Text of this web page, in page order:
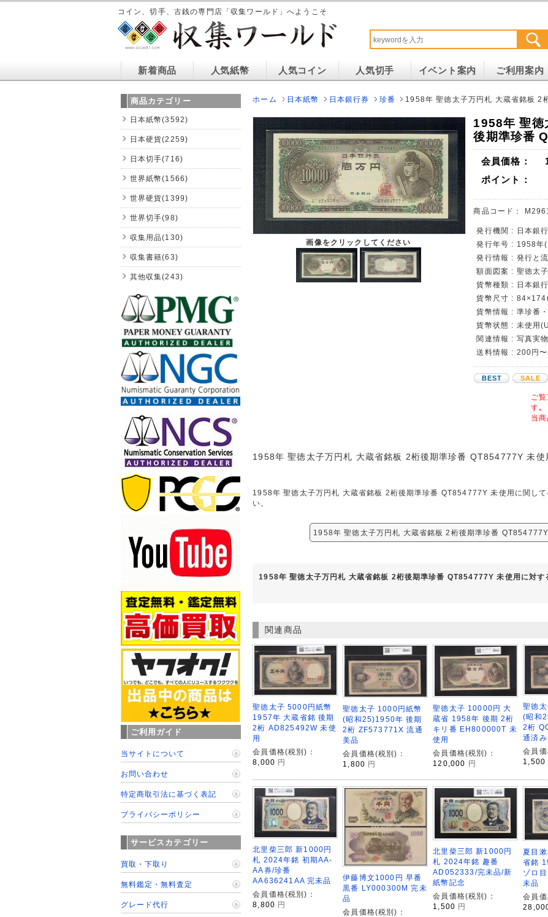
コイン、切手、古銭の専門店「収集ワールド」へようこそ
新着商品 人気紙幣 人気コイン 人気切手 イベント案内 ご利用案内
ホーム 日本紙幣 日本銀行券 珍番 1958年 聖徳太子万円札 大蔵省銘板 2
画像をクリックしてください
1958年 聖徳
後期準珍番
会員価格：
ポイント：
商品コード：
発行機関 : 日本銀行
発行年号 : 1958年
発行情報 : 発行と
額面図案 : 聖徳太
貨幣種類 : 日本銀
貨幣尺寸 :
貨幣情報 : 準珍番
貨幣状態 : 未使用
関連情報 : 写真実物
送料情報 : 200円
BEST SALE
ご
す｡
当
1958年 聖徳太子万円札 大蔵省銘板 2桁後期準珍番 QT854777Y 未使
1958年 聖徳太子万円札 大蔵省銘板 2桁後期準珍番 QT854777Y 未使用に関して
い。
1958年 聖徳太子万円札 大蔵省銘板 2桁後期準珍番
1958年 聖徳太子万円札 大蔵省銘板 2桁後期準珍番 QT854777Y 未使用に対す
関連商品
聖徳太子 5000円紙幣
1957年 大蔵省銘 後期
2桁 AD825492W 未使
用
会員価格(税別)：
8,000 円
聖徳太子 1000円紙幣
(昭和25)1950年 後期
2桁 ZF573771X 流通
美品
会員価格(税別)：
1,800 円
聖徳太子 10000円 大
蔵省 1958年 後期 2桁
キリ番 EH800000T 未
使用
会員価格(税別)：
120,000
円
聖徳
(昭和
2桁
通済
会員価
1,500
北里柴三郎 新1000円
札 2024年銘 初期AA-
AA券/珍番
AA636241AA 完未品
会員価格(税別)：
8,800 円
伊藤博文1000円 早番
黒番 LY000300M 完未
品
会員価格(税別)：
北里柴三郎 新1000円
札 2024年銘 趣番
AD052333/完未品/新
紙幣記念
会員価格(税別)：
1,500 円
夏目
省銘
ゾロ
未品
会員価
商品カテゴリー
日本紙幣(3592)
日本硬貨(2259)
日本切手(716)
世界紙幣(1566)
世界硬貨(1399)
世界切手(98)
収集用品(130)
収集書籍(63)
其他収集(243)
ご利用ガイド
当サイトについて
お問い合わせ
特定商取引法に基づく表記
プライバシーポリシー
サービスカテゴリー
買取・下取り
無料鑑定・無料査定
グレード代行